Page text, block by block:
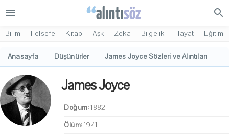
menu search
Bilim Felsefe Kitap Aşk Zeka Bilgelik Hayat Eğitim
Anasayfa Düşünürler James Joyce Sözleri ve Alıntıları
James Joyce
Doğum:1882
Ölüm:1941